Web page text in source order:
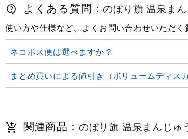
よくある質問：のぼり旗 温泉ま
使い方や仕様など、よくお問い合わせいただく
ネコポス便は選べますか？
まとめ買いによる値引き（ボリュームディス
関連商品： のぼり旗 温泉まんじゅ